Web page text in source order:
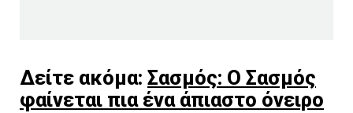
Δείτε ακόμα: Σασμός: Ο Σασμός
φαίνεται πια ένα άπιαστο όνειρο